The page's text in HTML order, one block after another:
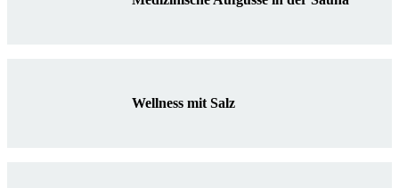
Wellness mit Salz